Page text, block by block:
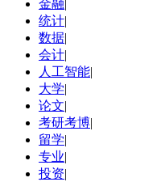
金融|
统计|
数据|
会计|
人工智能|
大学|
论文|
考研考博|
留学|
专业|
投资|